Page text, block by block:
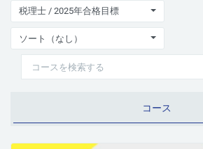
税理士 / 2025年合格目標
ソート（なし）
コースを検索する
コース